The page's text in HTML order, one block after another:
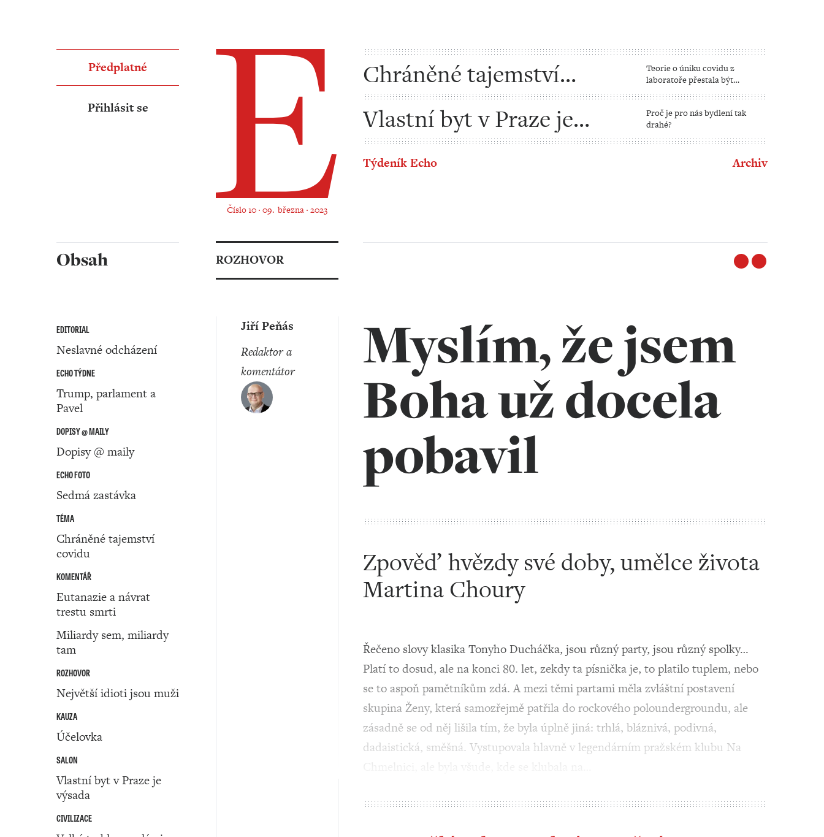
Číslo 10 ‧ 09. března ‧ 2023
Chráněné tajemství
covidu
Teorie o úniku covidu z
laboratoře přestala být
konspirací
Vlastní byt v Praze je
výsada
Proč je pro nás bydlení tak
drahé?
Týdeník Echo Archiv
Předplatné
Přihlásit se
Obsah
EDITORIAL
Neslavné odcházení
ECHO TÝDNE
Trump, parlament a
Pavel
DOPISY @ MAILY
Dopisy @ maily
ECHO FOTO
Sedmá zastávka
TÉMA
Chráněné tajemství
covidu
KOMENTÁŘ
Eutanazie a návrat
trestu smrti
Miliardy sem, miliardy
tam
ROZHOVOR
Největší idioti jsou muži
KAUZA
Účelovka
SALON
Vlastní byt v Praze je
výsada
CIVILIZACE
ROZHOVOR
Myslím, že jsem
Boha už docela
pobavil
Zpověď hvězdy své doby, umělce života
Martina Choury
Jiří Peňás
redaktor a
komentátor
Řečeno slovy klasika Tonyho Ducháčka, jsou různý party, jsou různý spolky…
Platí to dosud, ale na konci 80. let, zekdy ta písnička je, to platilo tuplem, nebo
se to aspoň pamětníkům zdá. A mezi těmi partami měla zvláštní postavení
skupina Ženy, která samozřejmě patřila do rockového poloundergroundu, ale
zásadně se od něj lišila tím, že byla úplně jiná: trhlá, bláznivá, podivná,
dadaistická, směšná. Vystupovala hlavně v legendárním pražském klubu Na